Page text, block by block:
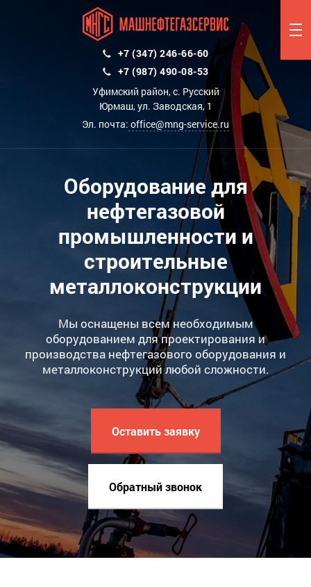
+7 (347) 246-66-60
+7 (987) 490-08-53
Уфимский район, с. Русский
Юрмаш, ул. Заводская, 1
Эл. почта: office@mng-service.ru
Оборудование для
нефтегазовой
промышленности и
строительные
металлоконструкции
Мы оснащены всем необходимым
оборудованием для проектирования и
производства нефтегазового оборудования и
металлоконструкций любой сложности.
Оставить заявку
Обратный звонок